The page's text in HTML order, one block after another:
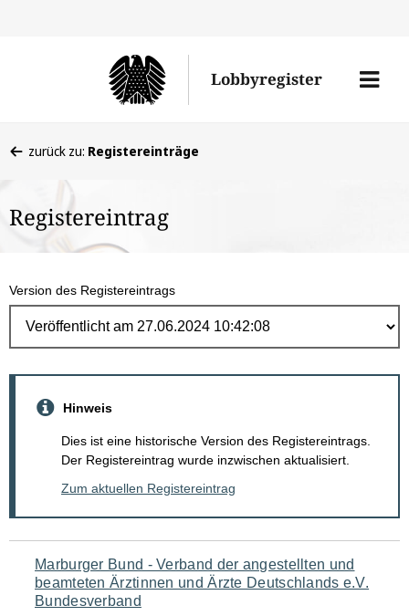
Lobbyregister
Menü
befinden
hier:
zurück zu: Registereinträge
Registereintrag
Version des Registereintrags
Hinweis
Dies ist eine historische Version des Registereintrags.
Der Registereintrag wurde inzwischen aktualisiert.
Zum aktuellen Registereintrag
Navigation
für
Marburger Bund - Verband der angestellten und
beamteten Ärztinnen und Ärzte Deutschlands e.V.
Bundesverband